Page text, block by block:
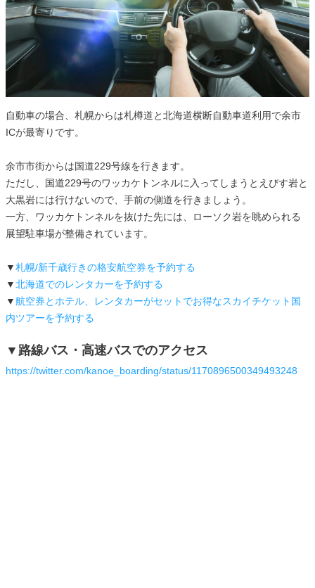
自動車の場合、札幌からは札樽道と北海道横断自動車道利用で余市
ICが最寄りです。
余市市街からは国道229号線を行きます。
ただし、国道229号のワッカケトンネルに入ってしまうとえびす岩と
大黒岩には行けないので、手前の側道を行きましょう。
一方、ワッカケトンネルを抜けた先には、ローソク岩を眺められる
展望駐車場が整備されています。
▼札幌/新千歳行きの格安航空券を予約する
▼北海道でのレンタカーを予約する
▼航空券とホテル、レンタカーがセットでお得なスカイチケット国
内ツアーを予約する
▼路線バス・高速バスでのアクセス
https://twitter.com/kanoe_boarding/status/1170896500349493248